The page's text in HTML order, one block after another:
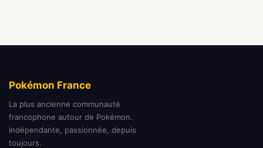
Pokémon France
La plus ancienne communauté
francophone autour de Pokémon.
Indépendante, passionnée, depuis
toujours.